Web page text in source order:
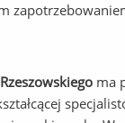
ma